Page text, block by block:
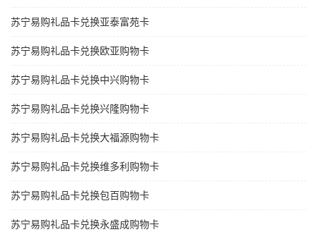
苏宁易购礼品卡兑换亚泰富苑卡
苏宁易购礼品卡兑换欧亚购物卡
苏宁易购礼品卡兑换中兴购物卡
苏宁易购礼品卡兑换兴隆购物卡
苏宁易购礼品卡兑换大福源购物卡
苏宁易购礼品卡兑换维多利购物卡
苏宁易购礼品卡兑换包百购物卡
苏宁易购礼品卡兑换永盛成购物卡